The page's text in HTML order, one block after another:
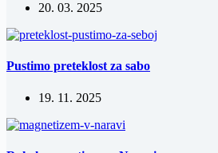
20. 03. 2025
Pustimo preteklost za sabo
19. 11. 2025